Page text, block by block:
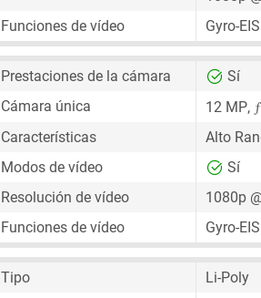
Funciones de vídeo
Gyro-EIS
Prestaciones de la cámara
Sí
Cámara única
12 MP, ƒ
Características
Alto
Modos de vídeo
Sí
Resolución de vídeo
1080p
Funciones de vídeo
Gyro-EIS
Tipo
Li-Poly